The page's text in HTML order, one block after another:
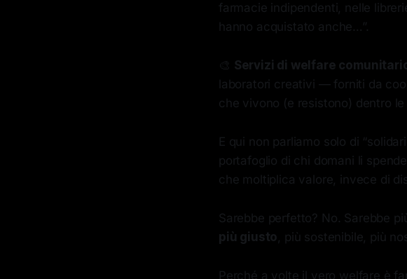
farmacie indipendenti, nelle
hanno acquistato anche…”.
🎨 Servizi di welfare
laboratori creativi — forniti da
che vivono (e resistono) dentro
E qui non parliamo solo di
portafoglio di chi domani li
che moltiplica valore, invece di
Sarebbe perfetto? No. Sarebbe
più giusto, più sostenibile, più
Perché a volte il vero welfare è